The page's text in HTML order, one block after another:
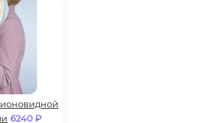
6240₽